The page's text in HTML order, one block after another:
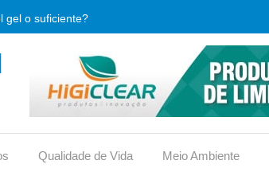
gel o suficiente?
é e qual sua importância.
o que verificar antes de comprar?
ou traz riscos?
Qualidade de Vida Meio Ambiente